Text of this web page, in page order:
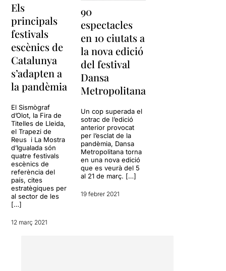
Els
principals
festivals
escènics de
Catalunya
s’adapten a
la pandèmia
El Sismògraf
d’Olot, la Fira de
Titelles de Lleida,
el Trapezi de
Reus i La Mostra
d’Igualada són
quatre festivals
escènics de
referència del
país, cites
estratègiques per
al sector de les
[…]
12 març 2021
90
espectacles
en 10 ciutats a
la nova edició
del festival
Dansa
Metropolitana
Un cop superada el
sotrac de l’edició
anterior provocat
per l’esclat de la
pandèmia, Dansa
Metropolitana torna
en una nova edició
que es veurà del 5
al 21 de març. […]
19 febrer 2021